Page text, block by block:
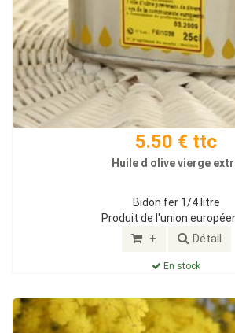
5.50 € ttc
Huile d olive vierge
Bidon fer 1/4 litre
Produit de l'union
+ Détail
En stock